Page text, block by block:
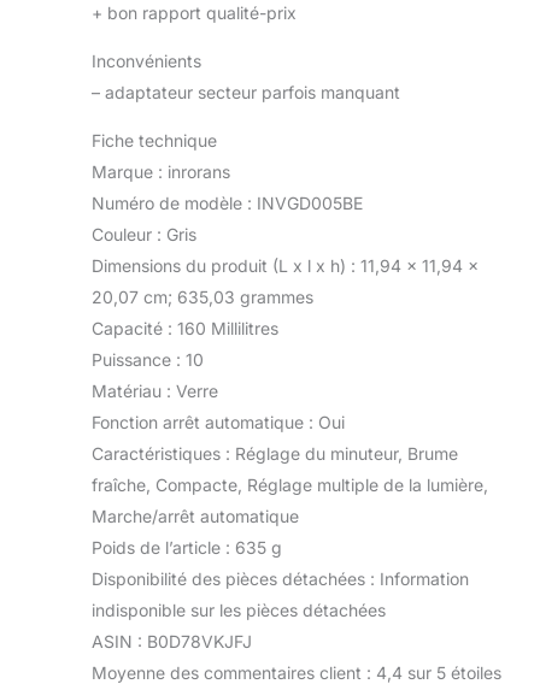
+ bon rapport qualité-prix
Inconvénients
– adaptateur secteur parfois manquant
Fiche technique
Marque : inrorans
Numéro de modèle : INVGD005BE
Couleur : Gris
Dimensions du produit (L x l x h) : 11,94 x 11,94 x
20,07 cm; 635,03 grammes
Capacité : 160 Millilitres
Puissance : 10
Matériau : Verre
Fonction arrêt automatique : Oui
Caractéristiques : Réglage du minuteur, Brume
fraîche, Compacte, Réglage multiple de la lumière,
Marche/arrêt automatique
Poids de l’article : 635 g
Disponibilité des pièces détachées : Information
indisponible sur les pièces détachées
ASIN : B0D78VKJFJ
Moyenne des commentaires client : 4,4 sur 5 étoiles